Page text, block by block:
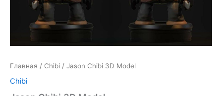
Главная / Chibi / Jason Chibi 3D Model
Chibi